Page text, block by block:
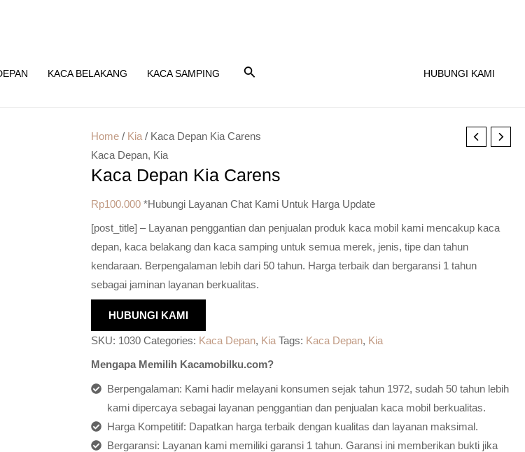
KACA BELAKANG KACA SAMPING HUBUNGI KAMI
Home / Kia / Kaca Depan Kia Carens
Kaca Depan, Kia
Kaca Depan Kia Carens
Rp100.000 *Hubungi Layanan Chat Kami Untuk Harga Update
[post_title] – Layanan penggantian dan penjualan produk kaca mobil kami mencakup kaca
depan, kaca belakang dan kaca samping untuk semua merek, jenis, tipe dan tahun
kendaraan. Berpengalaman lebih dari 50 tahun. Harga terbaik dan bergaransi 1 tahun
sebagai jaminan layanan berkualitas.
HUBUNGI KAMI
SKU: 1030 Categories: Kaca Depan, Kia Tags: Kaca Depan, Kia
Mengapa Memilih Kacamobilku.com?
Berpengalaman: Kami hadir melayani konsumen sejak tahun 1972, sudah 50 tahun lebih
kami dipercaya sebagai layanan penggantian dan penjualan kaca mobil berkualitas.
Harga Kompetitif: Dapatkan harga terbaik dengan kualitas dan layanan maksimal.
Bergaransi: Layanan kami memiliki garansi 1 tahun. Garansi ini memberikan bukti jika